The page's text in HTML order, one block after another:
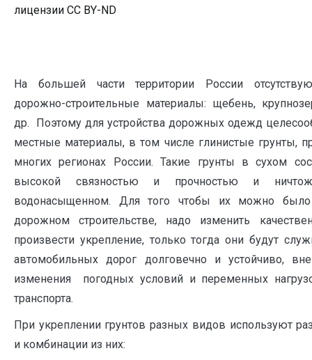
лицензии CC BY-ND
На большей части территории России
дорожно-строительные материалы: щебень,
др. Поэтому для устройства дорожных одежд
местные материалы, в том числе глинистые грунты,
многих регионах России. Такие грунты в сухом
высокой связностью и прочностью и
водонасыщенном. Для того чтобы их можно было
дорожном строительстве, надо изменить
произвести укрепление, только тогда они будут
автомобильных дорог долговечно и устойчиво,
изменения погодных условий и переменных
транспорта.
При укреплении грунтов разных видов используют
и комбинации из них: